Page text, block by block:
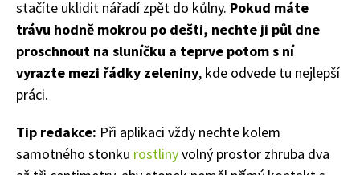
stačíte uklidit nářadí zpět do kůlny. Pokud máte
trávu hodně mokrou po dešti, nechte ji půl dne
proschnout na sluníčku a teprve potom s ní
vyrazte mezi řádky zeleniny, kde odvede tu nejlepší
práci.
Tip redakce: Při aplikaci vždy nechte kolem
samotného stonku rostlinyvolný prostor zhruba dva